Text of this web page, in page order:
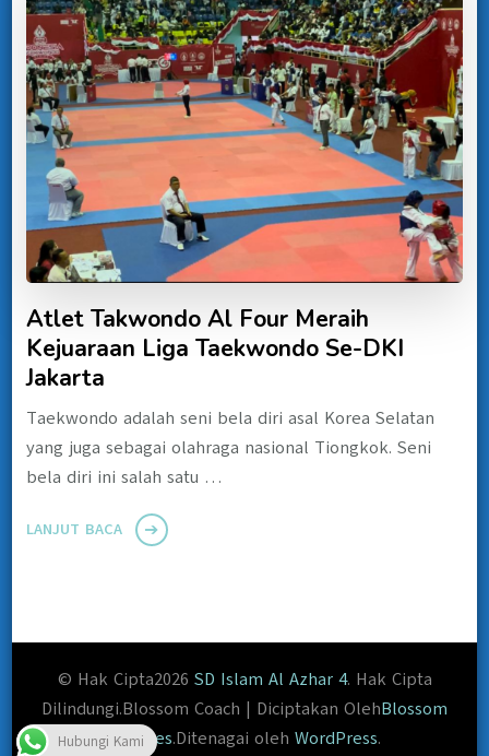
Atlet Takwondo Al Four Meraih
Kejuaraan Liga Taekwondo Se-DKI
Jakarta
Taekwondo adalah seni bela diri asal Korea Selatan
yang juga sebagai olahraga nasional Tiongkok. Seni
bela diri ini salah satu …
LANJUT BACA
© Hak Cipta2026 SD Islam Al Azhar 4. Hak Cipta
Dilindungi.Blossom Coach | Diciptakan OlehBlossom
Themes.Ditenagai oleh WordPress.
Hubungi Kami